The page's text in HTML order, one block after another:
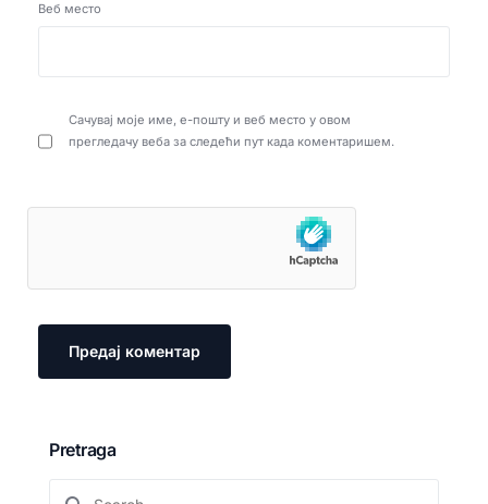
Веб место
Сачувај моје име, е-пошту и веб место у овом
прегледачу веба за следећи пут када коментаришем.
Pretraga